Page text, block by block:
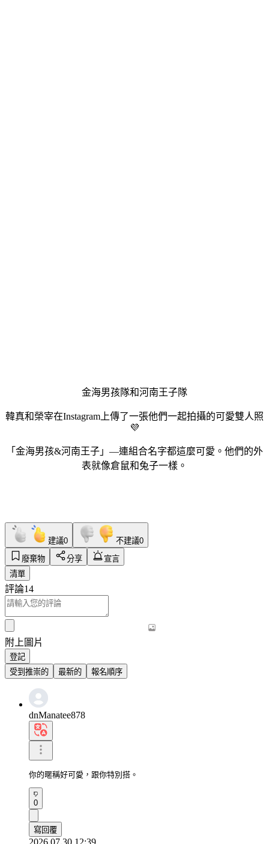
金海男孩隊和河南王子隊
韓真和榮宰在Instagram上傳了一張他們一起拍攝的可愛雙人照
💜
「金海男孩&河南王子」—連組合名字都這麼可愛。他們的外
表就像倉鼠和兔子一樣。
建議0 不建議0
廢棄物
分享
宣言
清單
評論14
附上圖片
登記
受到推崇的
最新的 報名順序
dnManatee878
你的暱稱好可愛，跟你特別搭。
0
寫回覆
2026.07.30 12:39